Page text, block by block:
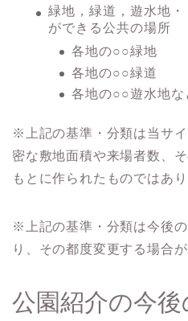
緑地，緑道，遊水地
ができる公共の場所
各地の○○緑地
各地の○○緑道
各地の○○遊水地な
※上記の基準・分類は当サ
密な敷地面積や来場者数、
もとに作られたものではあり
※上記の基準・分類は今後
り、その都度変更する場合が
公園紹介の今